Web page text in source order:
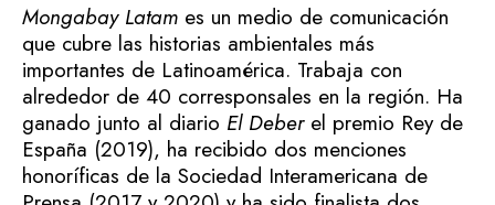
Mongabay Latam es un medio de comunicación
que cubre las historias ambientales más
importantes de Latinoamérica. Trabaja con
alrededor de 40 corresponsales en la región. Ha
ganado junto al diario El Deberel premio Rey de
España (2019), ha recibido dos menciones
honoríficas de la Sociedad Interamericana de